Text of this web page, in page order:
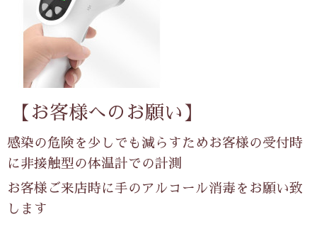
【お客様へのお願い】
感染の危険を少しでも減らすためお客様の受付時
に非接触型の体温計での計測
お客様ご来店時に手のアルコール消毒をお願い致
します